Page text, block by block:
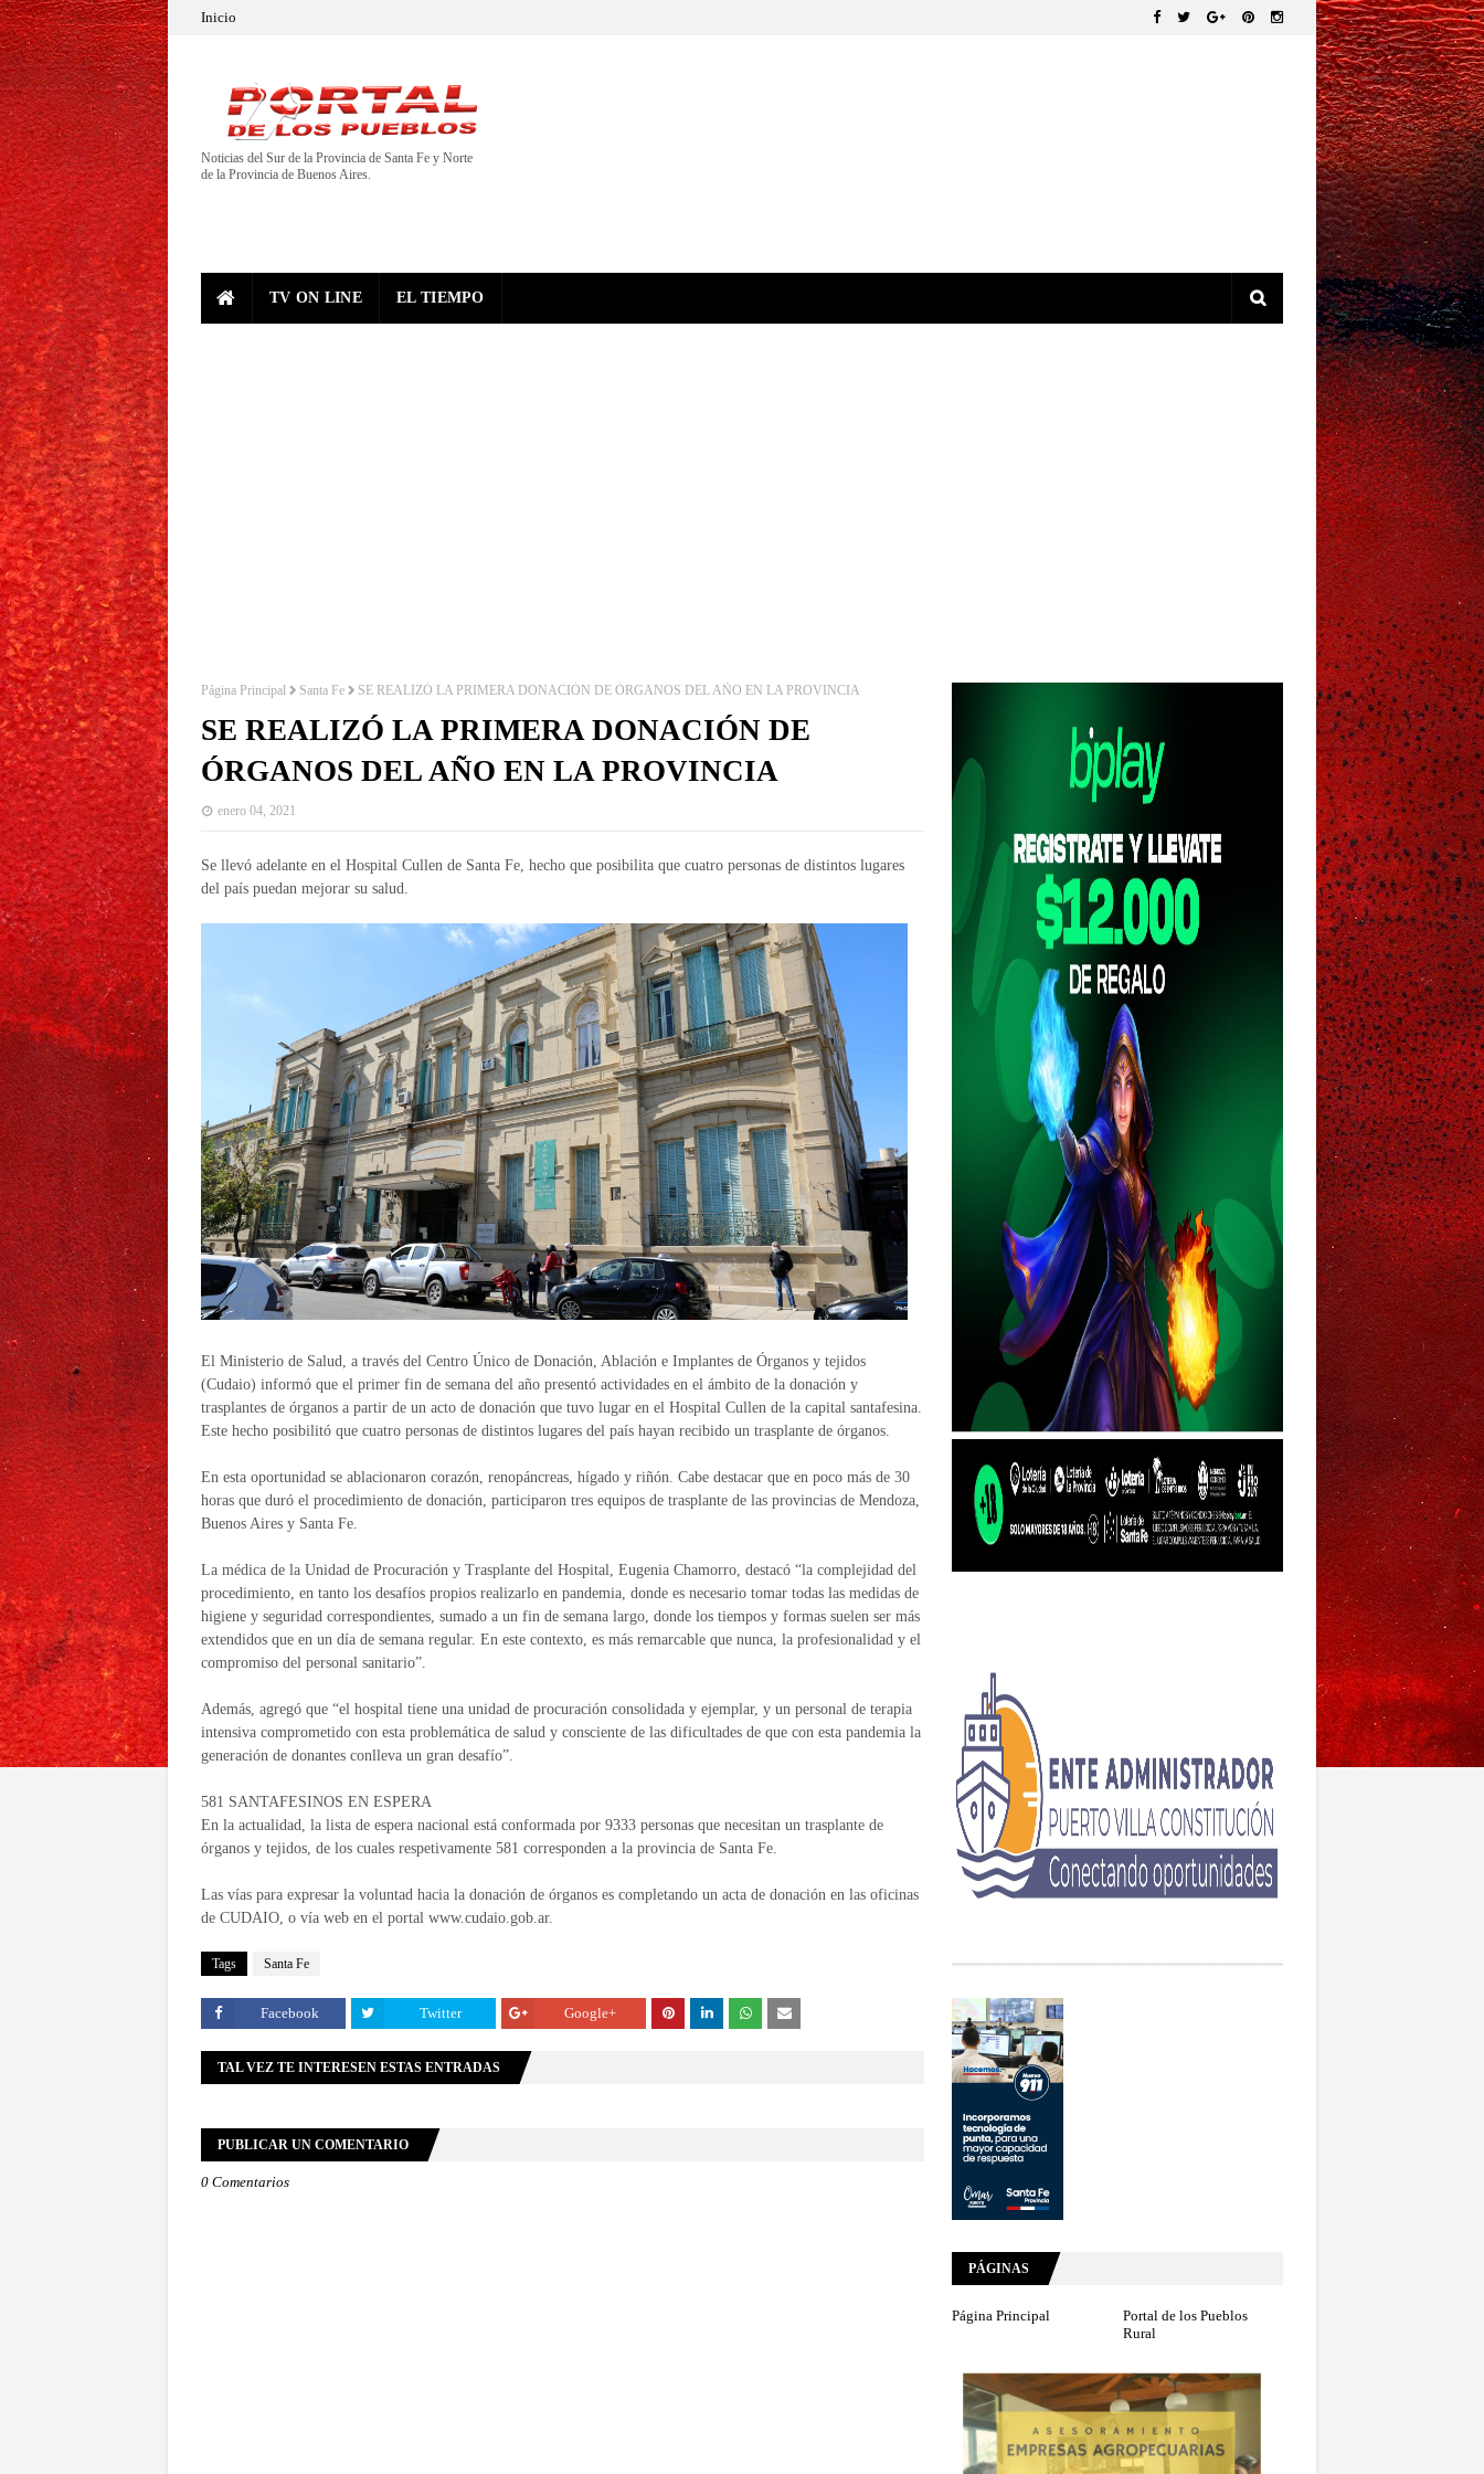
Inicio
Noticias del Sur de la Provincia de Santa Fe y Norte
de la Provincia de Buenos Aires.
TV ON LINE EL TIEMPO
Página Principal Santa Fe SE REALIZÓ LA PRIMERA DONACIÓN DE ÓRGANOS DEL AÑO EN LA PROVINCIA
SE REALIZÓ LA PRIMERA DONACIÓN DE
ÓRGANOS DEL AÑO EN LA PROVINCIA
enero 04, 2021
Se llevó adelante en el Hospital Cullen de Santa Fe, hecho que posibilita que cuatro personas de distintos lugares
del país puedan mejorar su salud.
El Ministerio de Salud, a través del Centro Único de Donación, Ablación e Implantes de Órganos y tejidos
(Cudaio) informó que el primer fin de semana del año presentó actividades en el ámbito de la donación y
trasplantes de órganos a partir de un acto de donación que tuvo lugar en el Hospital Cullen de la capital santafesina.
Este hecho posibilitó que cuatro personas de distintos lugares del país hayan recibido un trasplante de órganos.
En esta oportunidad se ablacionaron corazón, renopáncreas, hígado y riñón. Cabe destacar que en poco más de 30
horas que duró el procedimiento de donación, participaron tres equipos de trasplante de las provincias de Mendoza,
Buenos Aires y Santa Fe.
La médica de la Unidad de Procuración y Trasplante del Hospital, Eugenia Chamorro, destacó “la complejidad del
procedimiento, en tanto los desafíos propios realizarlo en pandemia, donde es necesario tomar todas las medidas de
higiene y seguridad correspondientes, sumado a un fin de semana largo, donde los tiempos y formas suelen ser más
extendidos que en un día de semana regular. En este contexto, es más remarcable que nunca, la profesionalidad y el
compromiso del personal sanitario”.
Además, agregó que “el hospital tiene una unidad de procuración consolidada y ejemplar, y un personal de terapia
intensiva comprometido con esta problemática de salud y consciente de las dificultades de que con esta pandemia la
generación de donantes conlleva un gran desafío”.
581 SANTAFESINOS EN ESPERA
En la actualidad, la lista de espera nacional está conformada por 9333 personas que necesitan un trasplante de
órganos y tejidos, de los cuales respetivamente 581 corresponden a la provincia de Santa Fe.
Las vías para expresar la voluntad hacia la donación de órganos es completando un acta de donación en las oficinas
de CUDAIO, o vía web en el portal www.cudaio.gob.ar.
Tags Santa Fe
Facebook Twitter Google+
TAL VEZ TE INTERESEN ESTAS ENTRADAS
PUBLICAR UN COMENTARIO
0 Comentarios
PÁGINAS
Página Principal
Portal de los Pueblos
Rural